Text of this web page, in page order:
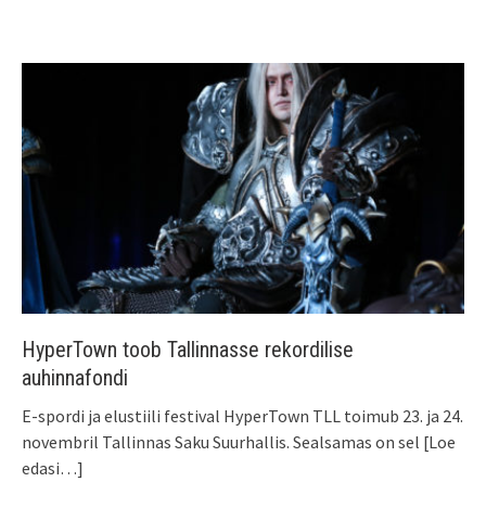
HyperTown toob Tallinnasse rekordilise
auhinnafondi
E-spordi ja elustiili festival HyperTown TLL toimub 23. ja 24.
novembril Tallinnas Saku Suurhallis. Sealsamas on sel [Loe
edasi…]